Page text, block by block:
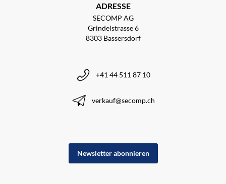
ADRESSE
SECOMP AG
Grindelstrasse 6
8303 Bassersdorf
+41 44 511 87 10
verkauf@secomp.ch
Newsletter abonnieren